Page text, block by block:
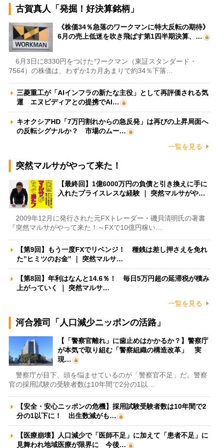
古賀真人「発掘！好決算銘柄」
《株価34％急落のワークマンに特大反転の期待》
6月の売上低迷を吹き飛ばす第1四半期決算、…
6月3日に8330円をつけたワークマン（東証スタンダード・
7564）の株価は、わずか1カ月あまりで約34％下落…
三菱重工が「AIインフラの新たな主役」として再評価される気
運 エヌビディアとの提携でAI…
キオクシアHD「7万円割れからの急反発」は再びの上昇局面へ
の反転シグナルか？ 市場のムー…
一覧を見る
突然マルサがやって来た！
【最終回】1億6000万円の負債と引き換えに手に
入れたプライスレスな経験 ｜ 突然マルサがや…
2009年12月に発行された元FXトレーダー・磯貝清明氏の著書
『突然マルサがやって来た！～FXで10億円稼い…
【第9回】もう一度FXでリベンジ！ 種銭は差し押さえを免れ
た”ヒミツのお金” ｜ 突然マルサ…
【第8回】年利はなんと14.6％！ 毎日5万円超の延滞税が積み
上がっていく ｜ 突然マルサ…
一覧を見る
河合雅司「人口減少ニッポンの活路」
【「警察官離れ」に歯止めはかかるか？】警察庁
が本気で取り組む「警察組織の構造改革」 実
現…
警察庁が目下、頭を悩ませているのが「警察官不足」だ。警察
官の採用試験の受験者数は10年間で2分の1以…
【安全・安心ニッポンの危機】採用試験受験者数は10年間で2
分の1以下に！ 出生数減がも…
【医療崩壊】人口減少で「医師不足」に加えて「患者不足」に
見舞われ地域医療が限界に 今後…